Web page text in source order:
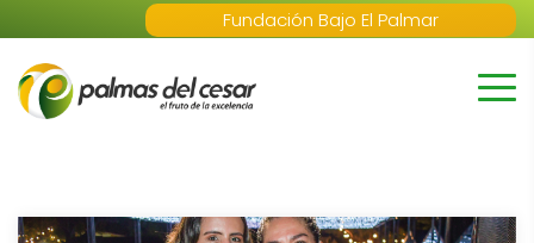
Fundación Bajo El Palmar